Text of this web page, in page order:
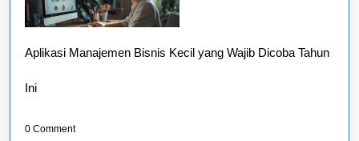
Aplikasi Manajemen Bisnis Kecil yang Wajib Dicoba Tahun
Ini
0 Comment